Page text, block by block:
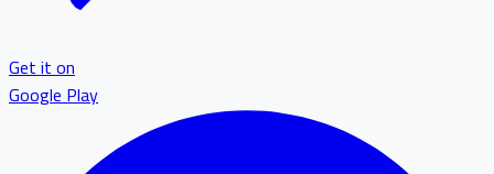
Get it on
Google Play